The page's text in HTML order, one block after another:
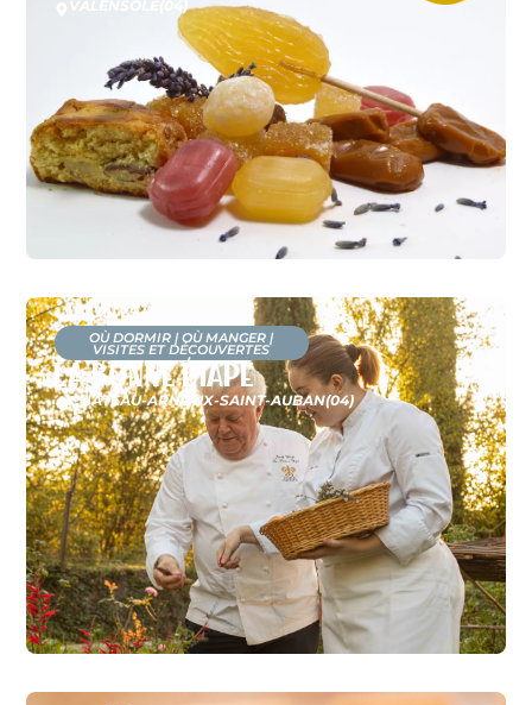
(04)
OÙ DORMIR |OÙ MANGER |
VISITES ET DÉCOUVERTES
La Bonne Étape
CHÂTEAU-ARNOUX-SAINT-AUBAN(04)